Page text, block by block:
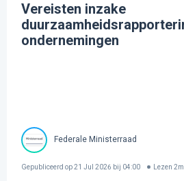
Vereisten inzake
ondernemingen
Federale Ministerraad
Gepubliceerd op21 Jul 2026 bij 04:00 Lezen 2